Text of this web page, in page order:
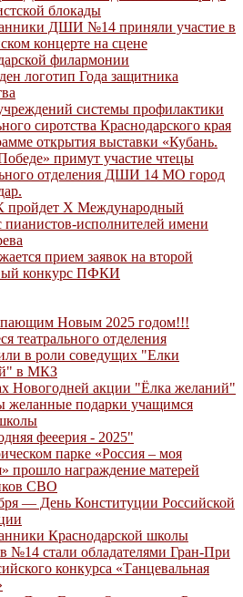
блокады
ДШИ №14 приняли участие в
концерте на сцене
филармонии
логотип Года защитника
системы профилактики
сиротства Краснодарского края
открытия выставки «Кубань.
примут участие чтецы
отделения ДШИ 14 МО город
Х Международный
пианистов-исполнителей имени
прием заявок на второй
конкурс ПФКИ
Новым 2025 годом!!!
театрального отделения
в роли соведущих "Елки
в МКЗ
Новогодней акции "Ёлка желаний"
желанные подарки учащимся
фееерия - 2025"
парке «Россия – моя
прошло награждение матерей
СВО
— День Конституции Российской
Краснодарской школы
№14 стали обладателями Гран-При
конкурса «Танцевальная